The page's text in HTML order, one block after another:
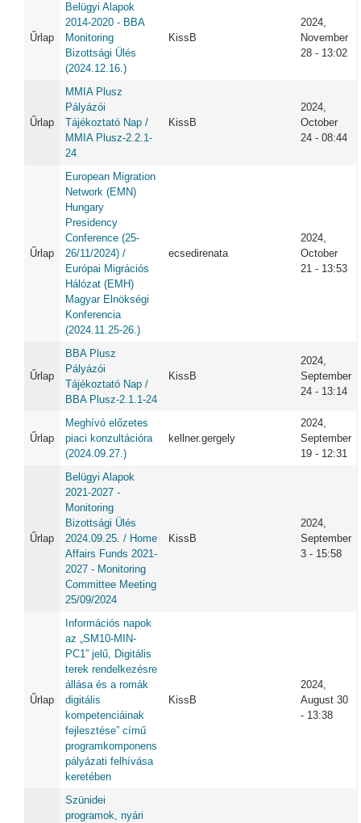
Űrlap
Belügyi Alapok
2014-2020 - BBA
Monitoring
Bizottsági Ülés
(2024.12.16.)
KissB
2024,
November
28 - 13:02
Űrlap
MMIA Plusz
Pályázói
Tájékoztató Nap /
MMIA Plusz-2.2.1-
24
KissB
2024,
October
24 - 08:44
Űrlap
European Migration
Network (EMN)
Hungary
Presidency
Conference (25-
26/11/2024) /
Európai Migrációs
Hálózat (EMH)
Magyar Elnökségi
Konferencia
(2024.11.25-26.)
ecsedirenata
2024,
October
21 - 13:53
Űrlap
BBA Plusz
Pályázói
Tájékoztató Nap /
BBA Plusz-2.1.1-24
KissB
2024,
September
24 - 13:14
Űrlap
Meghívó előzetes
piaci konzultációra
(2024.09.27.)
kellner.gergely
2024,
September
19 - 12:31
Űrlap
Belügyi Alapok
2021-2027 -
Monitoring
Bizottsági Ülés
2024.09.25. / Home
Affairs Funds 2021-
2027 - Monitoring
Committee Meeting
25/09/2024
KissB
2024,
September
3 - 15:58
Űrlap
Információs napok
az „SM10-MIN-
PC1” jelű, Digitális
terek rendelkezésre
állása és a romák
digitális
kompetenciáinak
fejlesztése” című
programkomponens
pályázati felhívása
keretében
KissB
2024,
August 30
- 13:38
Szünidei
programok, nyári